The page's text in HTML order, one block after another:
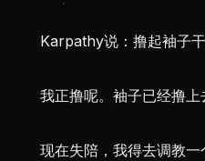
Karpathy说：撸起袖子干
我正撸呢。袖子已经撸上
现在失陪，我得去调教